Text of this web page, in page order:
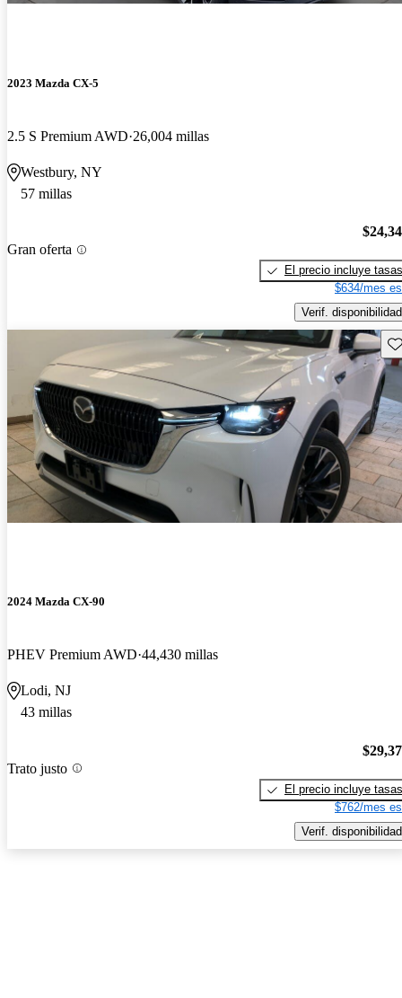
2023 Mazda CX-5
2.5 S Premium AWD 26,004 millas
Westbury, NY
57 millas
Gran oferta
El precio incluye tasas
$634/mes
Verif. disponibilidad
2024 Mazda CX-90
PHEV Premium AWD 44,430 millas
Lodi, NJ
43 millas
Trato justo
El precio incluye tasas
$762/mes
Verif. disponibilidad